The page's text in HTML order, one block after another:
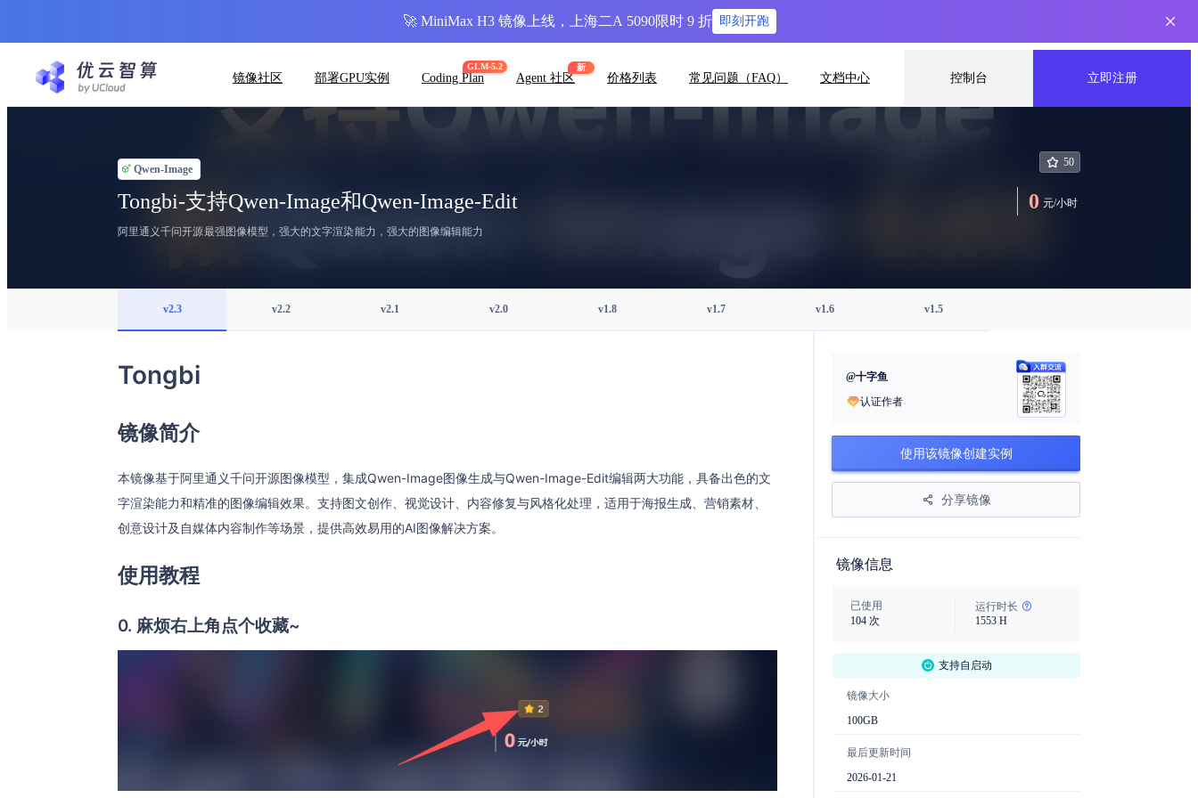
镜像社区 部署GPU实例
GLM-5.2
Coding Plan
新
Agent 社区 价格列表 常见问题（FAQ） 文档中心 控制台 立即注册
Qwen-Image
Tongbi-支持Qwen-Image和Qwen-Image-Edit
阿里通义千问开源最强图像模型，强大的文字渲染能力，强大的图像编辑能力
50
0 元/小时
v2.3 v2.2 v2.1 v2.0 v1.8 v1.7 v1.6 v1.5
Tongbi
镜像简介
本镜像基于阿里通义千问开源图像模型，集成Qwen-Image图像生成与Qwen-Image-Edit编辑两大功能，具备出色的文
字渲染能力和精准的图像编辑效果。支持图文创作、视觉设计、内容修复与风格化处理，适用于海报生成、营销素材、
创意设计及自媒体内容制作等场景，提供高效易用的AI图像解决方案。
使用教程
0. 麻烦右上角点个收藏~
@十字鱼
认证作者
使用该镜像创建实例
分享镜像
镜像信息
已使用
104 次
运行时长
1553H
支持自启动
镜像大小
100GB
最后更新时间
2026-01-21
🚀 MiniMax H3 镜像上线，上海二A 5090限时 9 折 即刻开跑